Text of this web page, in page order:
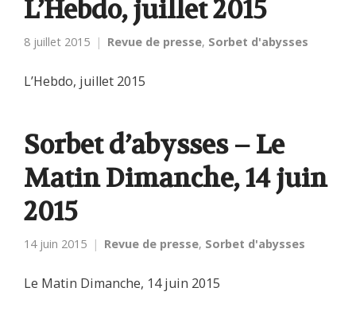
L’Hebdo, juillet 2015
8 juillet 2015 Revue de presse, Sorbet d'abysses
L’Hebdo, juillet 2015
Sorbet d’abysses – Le
Matin Dimanche, 14 juin
2015
14 juin 2015 Revue de presse, Sorbet d'abysses
Le Matin Dimanche, 14 juin 2015